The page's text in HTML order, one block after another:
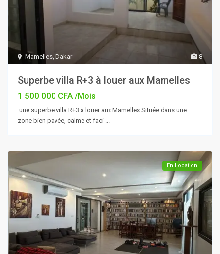
8
Mamelles,Dakar
Superbe villa R+3 à louer aux Mamelles
1 500 000 CFA/Mois
une superbe villa R+3 à louer aux Mamelles Située dans une
zone bien pavée, calme et faci ...
En Location